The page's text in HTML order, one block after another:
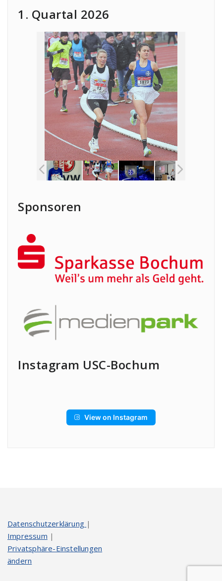
1. Quartal 2026
Sponsoren
Instagram USC-Bochum
View on Instagram
Datenschutzerklärung |
Impressum |
Privatsphäre-Einstellungen
ändern